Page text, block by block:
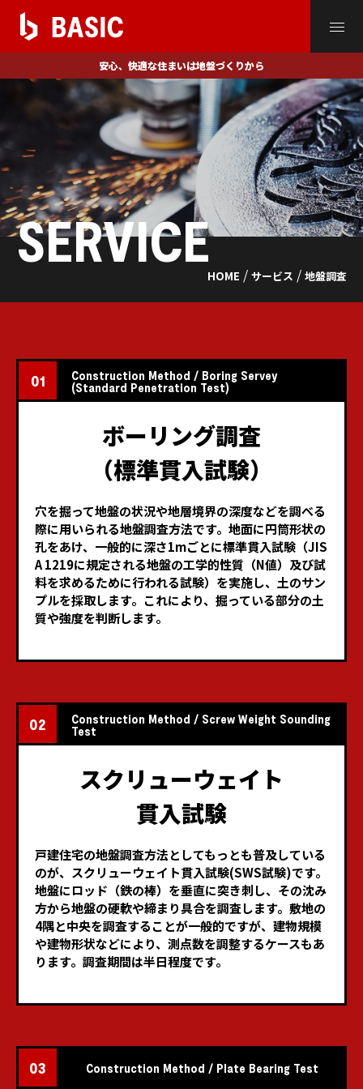
安心、快適な住まいは地盤づくりから
SERVICE
HOME / サービス / 地盤調査
01
Construction Method / Boring Servey
(Standard Penetration Test)
ボーリング調査
（標準貫入試験）
穴を掘って地盤の状況や地層境界の深度などを調べる
際に用いられる地盤調査方法です。 地面に円筒形状の
孔をあけ、一般的に深さ1mごとに標準貫入試験 （JIS
A 1219に規定される地盤の工学的性質（N値）及び試
料を求めるために行われる試験）を実施し、土のサン
プルを採取します。 これにより、掘っている部分の土
質や強度を判断します。
02
Construction Method / Screw Weight Sounding
Test
スクリューウェイト
貫入試験
戸建住宅の地盤調査方法としてもっとも普及している
のが、 スクリューウェイト貫入試験(SWS試験)です。
地盤にロッド（鉄の棒）を垂直に突き刺し、 その沈み
方から地盤の硬軟や締まり具合を調査します。 敷地の
4隅と中央を調査することが一般的ですが、建物規模
や建物形状などにより、 測点数を調整するケースもあ
ります。調査期間は半日程度です。
03 Construction Method / Plate Bearing Test